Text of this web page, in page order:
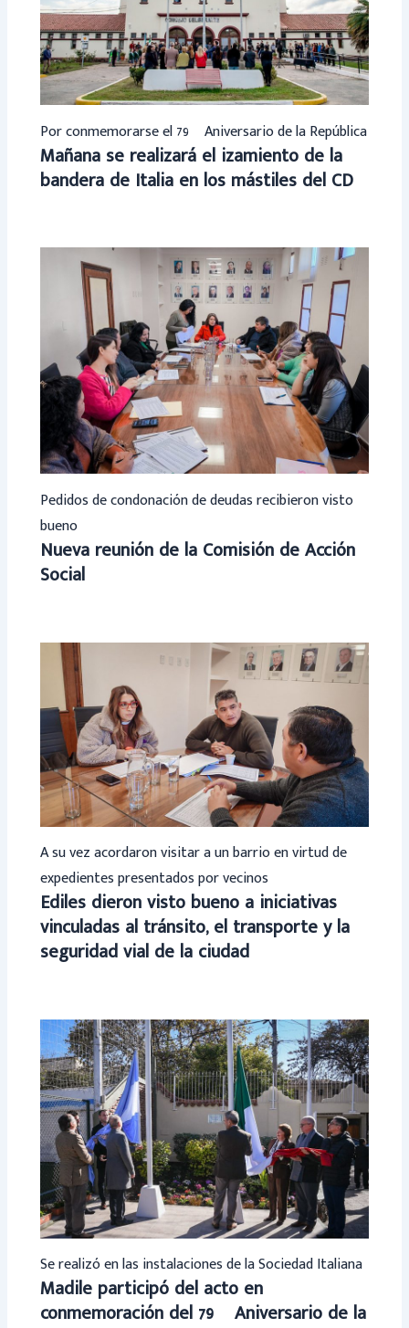
Por conmemorarse el 79º Aniversario de la República
Mañana se realizará el izamiento de la
bandera de Italia en los mástiles del CD
Pedidos de condonación de deudas recibieron visto
bueno
Nueva reunión de la Comisión de Acción
Social
A su vez acordaron visitar a un barrio en virtud de
expedientes presentados por vecinos
Ediles dieron visto bueno a iniciativas
vinculadas al tránsito, el transporte y la
seguridad vial de la ciudad
Se realizó en las instalaciones de la Sociedad Italiana
Madile participó del acto en
conmemoración del 79º Aniversario de la